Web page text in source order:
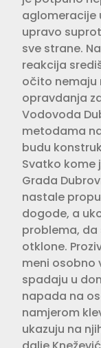
aglomeracije
upravo
sve strane.
reakcija
očito nemaju
opravdanja
Vodovoda
metodama
budu
Svatko kome
Grada
nastale
dogode, a
problema, da
otklone.
meni osobno
spadaju u
napada na
namjerom
ukazuju na